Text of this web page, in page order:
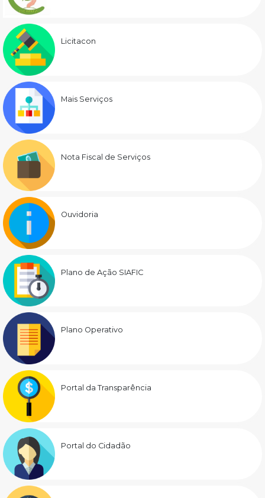
Licitacon
Mais Serviços
Nota Fiscal de Serviços
Ouvidoria
Plano de Ação SIAFIC
Plano Operativo
Portal da Transparência
Portal do Cidadão